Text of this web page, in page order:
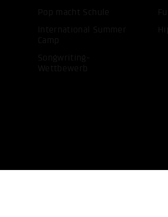
Pop macht Schule
International Summer
Camp
Songwriting-
Wettbewerb